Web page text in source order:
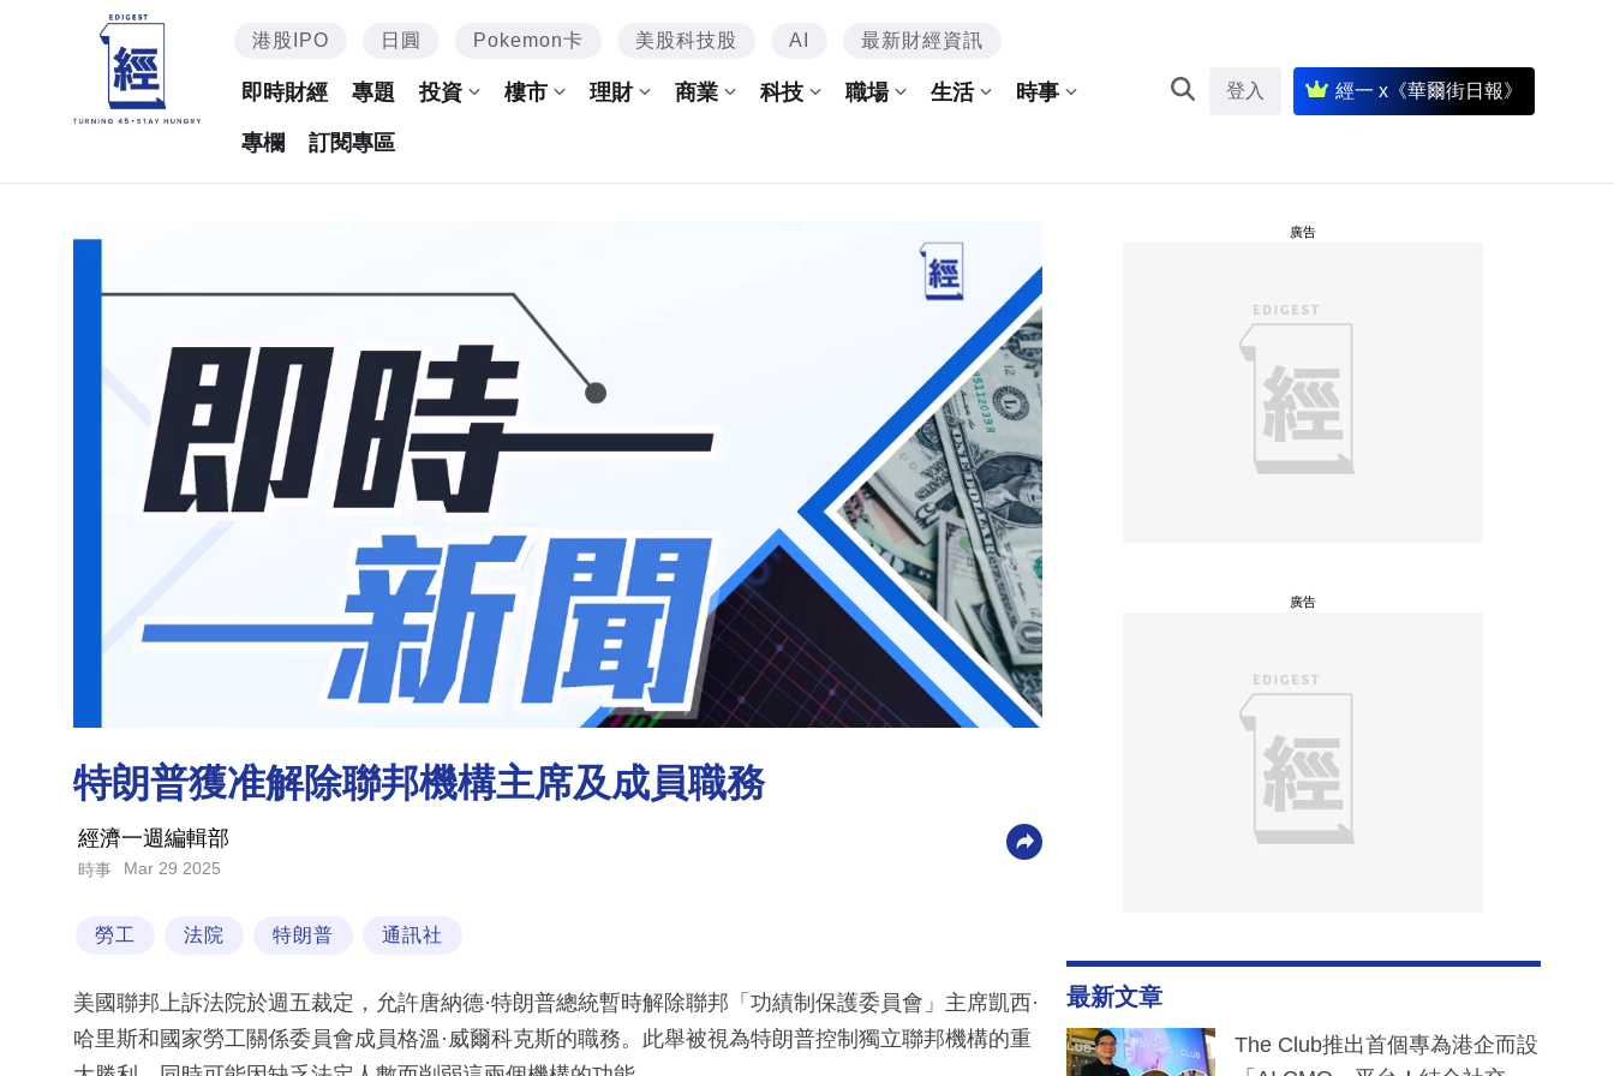
港股IPO 日圓 Pokemon卡 美股科技股 AI 最新財經資訊
即時財經 專題 投資 樓市 理財 商業 科技 職場 生活 時事
專欄 訂閱專區
登入 經一 x《華爾街日報》
特朗普獲准解除聯邦機構主席及成員職務
經濟一週編輯部
時事 Mar 29 2025
勞工 法院 特朗普 通訊社
美國聯邦上訴法院於週五裁定，允許唐納德·特朗普總統暫時解除聯邦「功績制保護委員會」主席凱西·
哈里斯和國家勞工關係委員會成員格溫·威爾科克斯的職務。此舉被視為特朗普控制獨立聯邦機構的重
廣告
廣告
最新文章
The Club推出首個專為港企而設